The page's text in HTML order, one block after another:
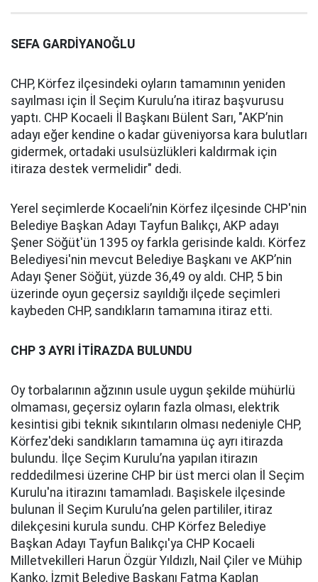
SEFA GARDİYANOĞLU
CHP, Körfez ilçesindeki oyların tamamının yeniden
sayılması için İl Seçim Kurulu’na itiraz başvurusu
yaptı. CHP Kocaeli İl Başkanı Bülent Sarı, "AKP’nin
adayı eğer kendine o kadar güveniyorsa kara bulutları
gidermek, ortadaki usulsüzlükleri kaldırmak için
itiraza destek vermelidir" dedi.
Yerel seçimlerde Kocaeli’nin Körfez ilçesinde CHP'nin
Belediye Başkan Adayı Tayfun Balıkçı, AKP adayı
Şener Söğüt'ün 1395 oy farkla gerisinde kaldı. Körfez
Belediyesi'nin mevcut Belediye Başkanı ve AKP’nin
Adayı Şener Söğüt, yüzde 36,49 oy aldı. CHP, 5 bin
üzerinde oyun geçersiz sayıldığı ilçede seçimleri
kaybeden CHP, sandıkların tamamına itiraz etti.
CHP 3 AYRI İTİRAZDA BULUNDU
Oy torbalarının ağzının usule uygun şekilde mühürlü
olmaması, geçersiz oyların fazla olması, elektrik
kesintisi gibi teknik sıkıntıların olması nedeniyle CHP,
Körfez'deki sandıkların tamamına üç ayrı itirazda
bulundu. İlçe Seçim Kurulu’na yapılan itirazın
reddedilmesi üzerine CHP bir üst merci olan İl Seçim
Kurulu'na itirazını tamamladı. Başiskele ilçesinde
bulunan İl Seçim Kurulu’na gelen partililer, itiraz
dilekçesini kurula sundu. CHP Körfez Belediye
Başkan Adayı Tayfun Balıkçı'ya CHP Kocaeli
Milletvekilleri Harun Özgür Yıldızlı, Nail Çiler ve Mühip
Kanko, İzmit Belediye Başkanı Fatma Kaplan